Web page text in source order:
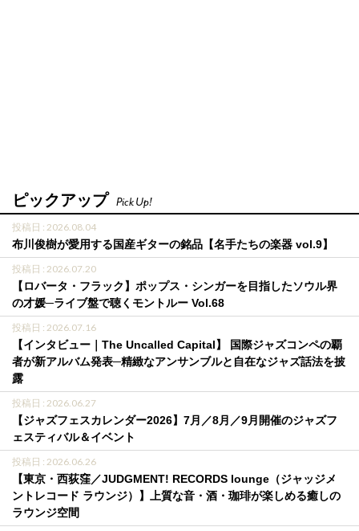
ピックアップ Pick Up!
投稿日 : 2026.08.04
布川俊樹が愛用する国産ギターの銘品【名手たちの楽器 vol.9】
投稿日 : 2026.07.20
【ロバータ・フラック】ポップス・シンガーを目指したソウル界
の才媛─ライブ盤で聴くモントルー Vol.68
投稿日 : 2026.07.16
【インタビュー｜The Uncalled Capital】 国際ジャズコンペの覇
者が新アルバム発表─精緻なアンサンブルと自在なジャズ話法を披
露
投稿日 : 2026.06.27
【ジャズフェスカレンダー2026】7月／8月／9月開催のジャズフ
ェスティバル＆イベント
投稿日 : 2026.06.26
【東京・西荻窪／JUDGMENT! RECORDS lounge（ジャッジメ
ントレコード ラウンジ）】上質な音・酒・珈琲が楽しめる癒しの
ラウンジ空間